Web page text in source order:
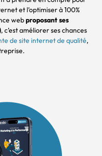
et l’optimiser à 100%
webproposant ses
, c’est améliorer ses chances
de site internet de qualité,